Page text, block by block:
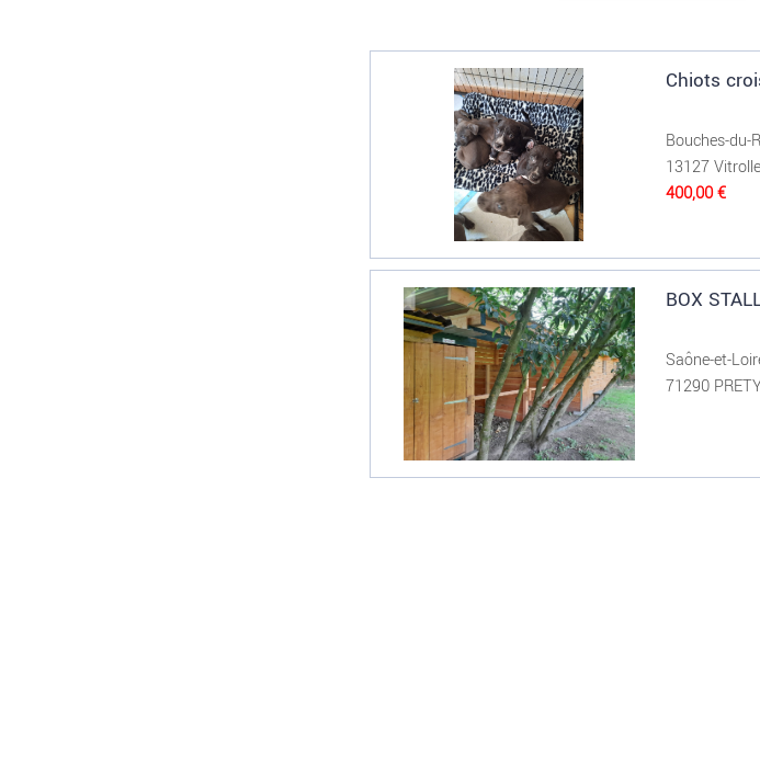
Chiots
Bouches-du-
13127
400,00 €
BOX
Saône-et-
71290